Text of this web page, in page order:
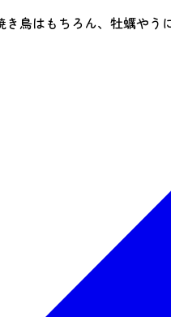
鳥はもちろん、牡蠣やう